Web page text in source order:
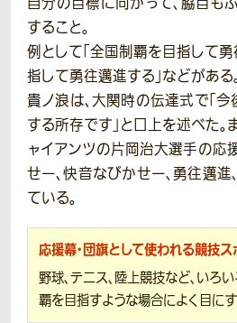
すること。
例として「全国制覇を目指して勇
指して勇往邁進する」などがある
貴ノ浪は、大関時の伝達式で「
する所存です」と口上を述べた。
ャイアンツの片岡治大選手の応
せー、快音なびかせー、勇往邁進
ている。
応援幕・団旗として使われる競技ス
野球、テニス、陸上競技など、いろ
覇を目指すような場合によく目にす